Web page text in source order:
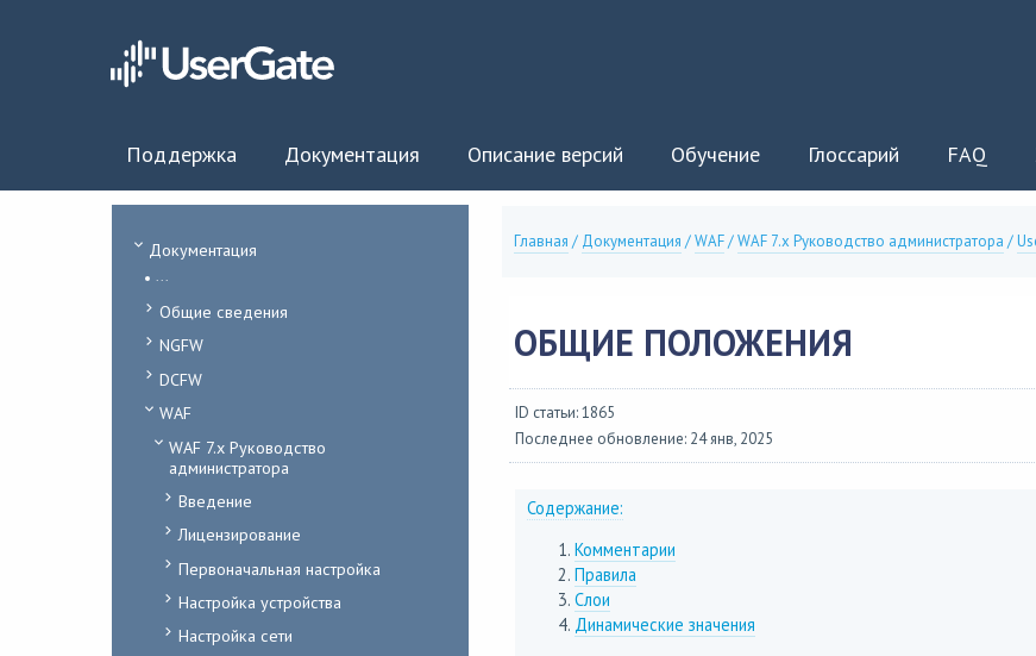
Поддержка Документация Описание версий Обучение Глоссарий FAQ
Документация
...
Общие сведения
NGFW
DCFW
WAF
WAF 7.x Руководство
администратора
Введение
Лицензирование
Первоначальная настройка
Настройка устройства
Настройка сети
Главная / Документация /WAF/WAF 7.x Руководство администратора /
ОБЩИЕ ПОЛОЖЕНИЯ
ID статьи: 1865
Последнее обновление: 24 янв, 2025
Содержание:
Комментарии
Правила
Слои
Динамические значения